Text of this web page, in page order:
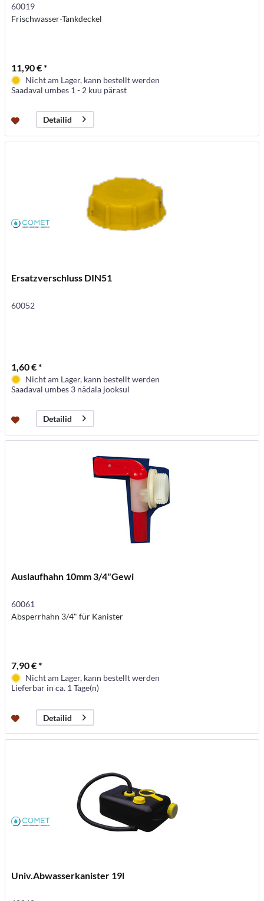
60019
Frischwasser-Tankdeckel
11,90 € *
Nicht am Lager, kann bestellt werden
Saadaval umbes 1 - 2 kuu pärast
Detailid
Ersatzverschluss DIN51
60052
1,60 € *
Nicht am Lager, kann bestellt werden
Saadaval umbes 3 nädala jooksul
Detailid
Auslaufhahn 10mm 3/4"Gewi
60061
Absperrhahn 3/4" für Kanister
7,90 € *
Nicht am Lager, kann bestellt werden
Lieferbar in ca. 1 Tage(n)
Detailid
Univ.Abwasserkanister 19l